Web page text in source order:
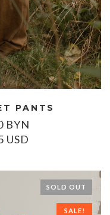
PANTS
BYN
USD
SOLD OUT
SALE!